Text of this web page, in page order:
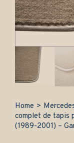
Home >
complet de tapis
(1989-2001) –